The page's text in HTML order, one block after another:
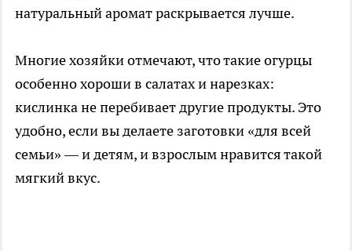
натуральный аромат раскрывается лучше.
Многие хозяйки отмечают, что такие огурцы
особенно хороши в салатах и нарезках:
кислинка не перебивает другие продукты. Это
удобно, если вы делаете заготовки «для всей
семьи» — и детям, и взрослым нравится такой
мягкий вкус.